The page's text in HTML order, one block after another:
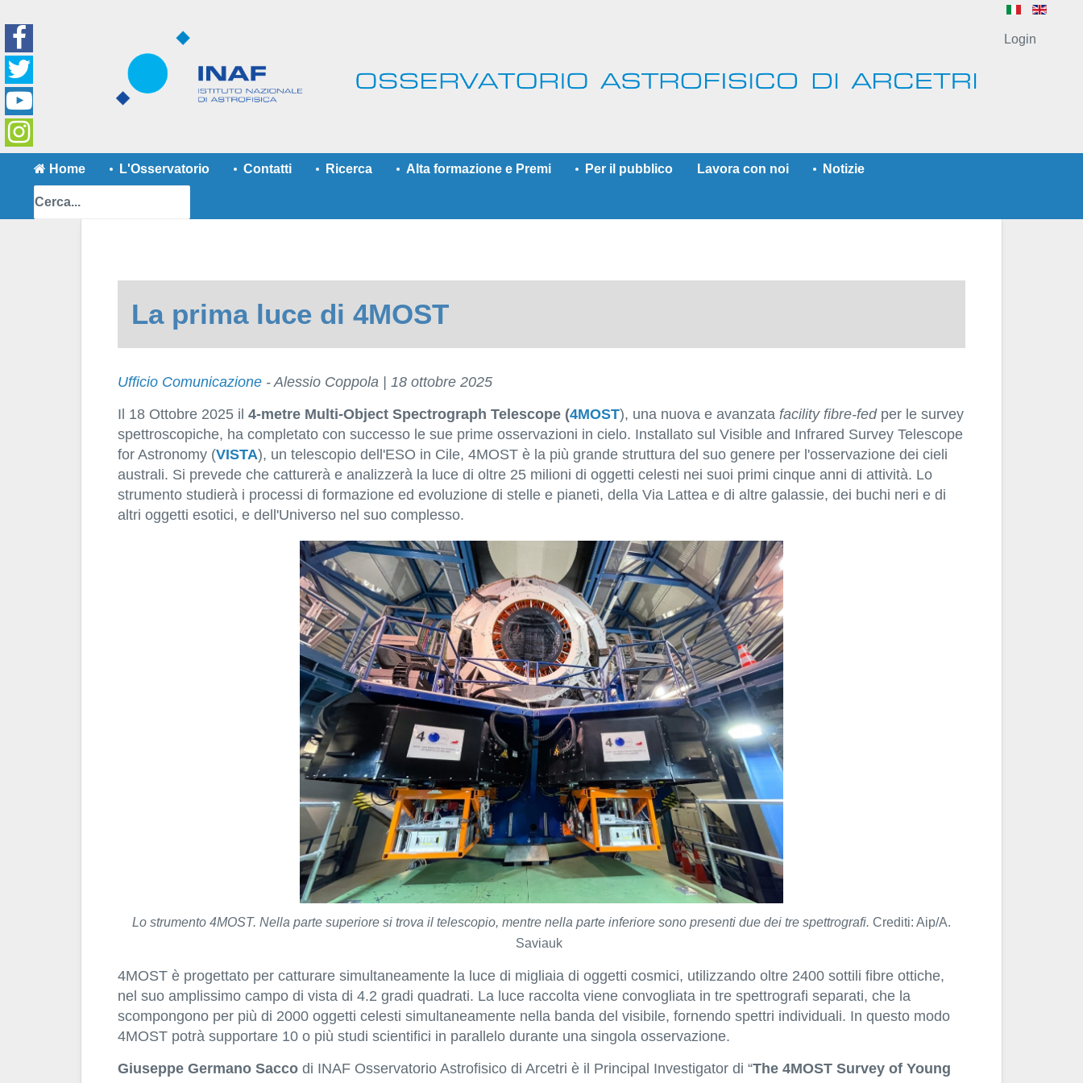
Home L'Osservatorio Contatti Ricerca Alta formazione e Premi Per il pubblico Lavora con noi Notizie
La prima luce di 4MOST
Ufficio Comunicazione- Alessio Coppola | 18 ottobre2025
Il 18 Ottobre 2025 il 4-metre Multi-Object Spectrograph Telescope (4MOST), una nuova e avanzata facility fibre-fedper le survey
spettroscopiche, ha completato con successo le sue prime osservazioni in cielo. Installato sul Visible and Infrared Survey Telescope
for Astronomy (VISTA), un telescopio dell'ESO in Cile, 4MOST è la più grande struttura del suo genere per l'osservazione dei cieli
australi. Si prevede che catturerà e analizzerà la luce di oltre 25 milioni di oggetti celesti nei suoi primi cinque anni di attività. Lo
strumento studierà i processi di formazione ed evoluzione di stelle e pianeti, della Via Lattea e di altre galassie, dei buchi neri e di
altri oggetti esotici, e dell'Universo nel suo complesso.
Lo strumento 4MOST. Nella parte superiore si trova il telescopio, mentre nella parte inferiore sono presenti due dei tre spettrografi. Crediti: Aip/A.
Saviauk
4MOST è progettato per catturare simultaneamente la luce di migliaia di oggetti cosmici, utilizzando oltre 2400 sottili fibre ottiche,
nel suo amplissimo campo di vista di 4.2 gradi quadrati. La luce raccolta viene convogliata in tre spettrografi separati, che la
scompongono per più di 2000 oggetti celesti simultaneamente nella banda del visibile, fornendo spettri individuali. In questo modo
4MOST potrà supportare 10 o più studi scientifici in parallelo durante una singola osservazione.
Giuseppe GermanoSaccodi INAF Osservatorio Astrofisico di Arcetri è il Principal Investigator di “The 4MOST Survey of Young
Login